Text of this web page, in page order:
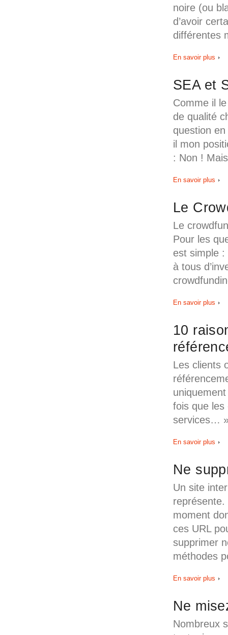
noire (ou
d’avoir
différentes
En savoir plus
SEA et
Comme il
de qualité
question
il mon
: Non !
En savoir plus
Le
Le
Pour les
est simple
à tous
En savoir plus
10
Les clients
fois que les
services…
En savoir plus
Ne
Un site
moment
ces URL
supprimer
méthodes
En savoir plus
Ne
Nombreux